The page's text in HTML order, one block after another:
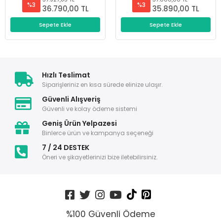
%3 36.790,00 TL
Sepete Ekle
%3 35.890,00 TL
Sepete Ekle
Hızlı Teslimat
Siparişleriniz en kısa sürede elinize ulaşır.
Güvenli Alışveriş
Güvenli ve kolay ödeme sistemi
Geniş Ürün Yelpazesi
Binlerce ürün ve kampanya seçeneği
7 / 24 DESTEK
Öneri ve şikayetlerinizi bize iletebilirsiniz.
%100 Güvenli Ödeme